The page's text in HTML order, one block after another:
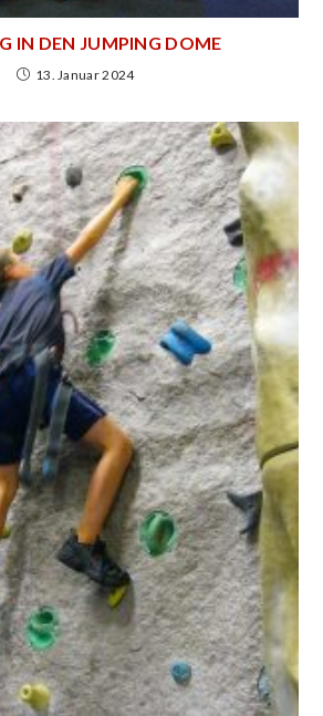
IN DEN JUMPING DOME
13. Januar 2024